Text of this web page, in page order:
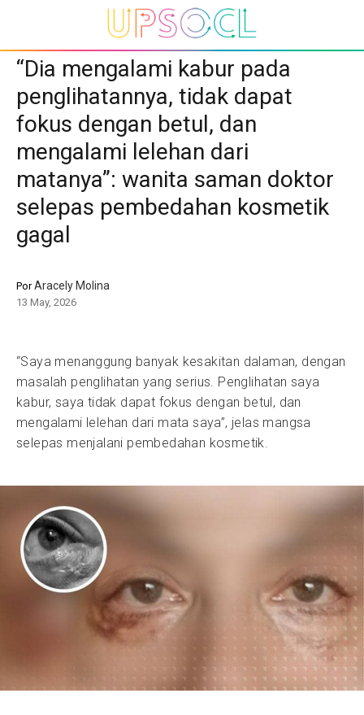
“Dia mengalami kabur pada
penglihatannya, tidak dapat
fokus dengan betul, dan
mengalami lelehan dari
matanya”: wanita saman doktor
selepas pembedahan kosmetik
gagal
PorAracely Molina
13 May, 2026
“Saya menanggung banyak kesakitan dalaman, dengan
masalah penglihatan yang serius. Penglihatan saya
kabur, saya tidak dapat fokus dengan betul, dan
mengalami lelehan dari mata saya”, jelas mangsa
selepas menjalani pembedahan kosmetik.